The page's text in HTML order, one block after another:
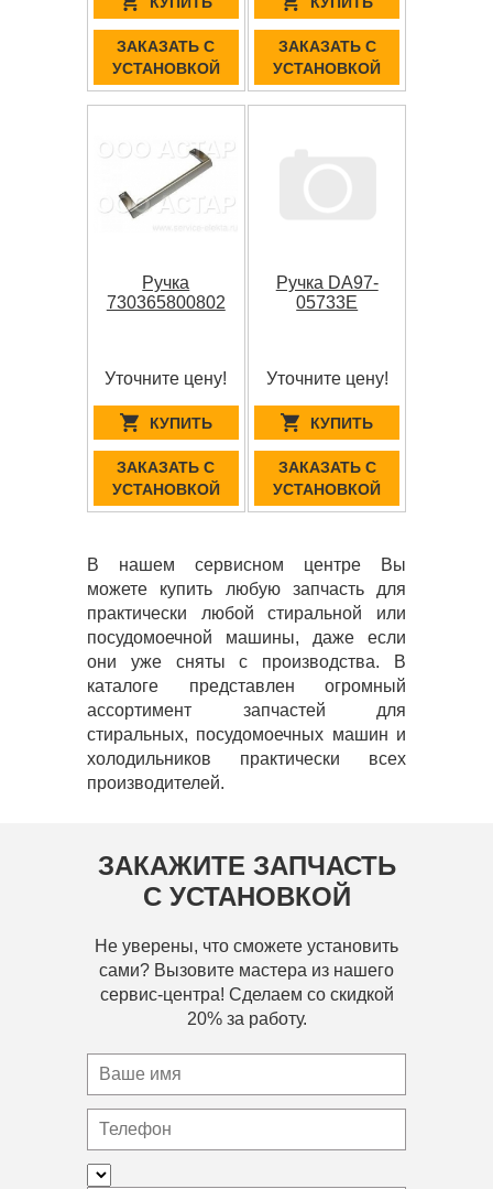
ЗАКАЗАТЬ С
УСТАНОВКОЙ
ЗАКАЗАТЬ С
УСТАНОВКОЙ
Ручка
730365800802
Уточните цену!
КУПИТЬ
ЗАКАЗАТЬ С
УСТАНОВКОЙ
Ручка DA97-
05733E
Уточните цену!
КУПИТЬ
ЗАКАЗАТЬ С
УСТАНОВКОЙ
В нашем сервисном центре Вы
можете купить любую запчасть для
практически любой стиральной или
посудомоечной машины, даже если
они уже сняты с производства. В
каталоге представлен огромный
ассортимент запчастей для
стиральных, посудомоечных машин и
холодильников практически всех
производителей.
ЗАКАЖИТЕ ЗАПЧАСТЬ
С УСТАНОВКОЙ
Не уверены, что сможете установить
сами? Вызовите мастера из нашего
сервис-центра! Сделаем со скидкой
20% за работу.